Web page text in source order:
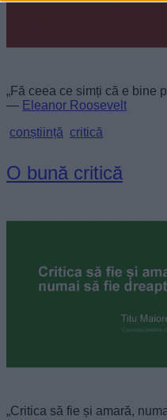
„Fă ceea ce simți că e bine
— Eleanor Roosevelt
conștiință critică
O bună critică
„Critica să fie și amară,